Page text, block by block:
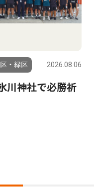
・緑区 2026.08.06
川神社で必勝祈